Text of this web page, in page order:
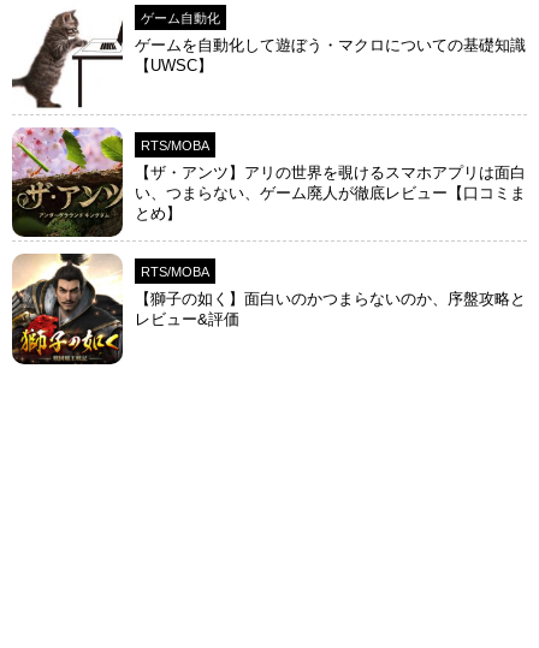
ゲーム自動化
ゲームを自動化して遊ぼう・マクロについての基礎知識
【UWSC】
RTS/MOBA
【ザ・アンツ】アリの世界を覗けるスマホアプリは面白
い、つまらない、ゲーム廃人が徹底レビュー【口コミま
とめ】
RTS/MOBA
【獅子の如く】面白いのかつまらないのか、序盤攻略と
レビュー&評価